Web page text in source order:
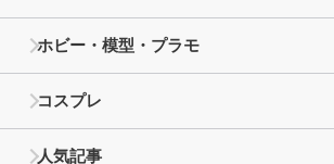
ホビー・模型・プラモ
コスプレ
人気記事